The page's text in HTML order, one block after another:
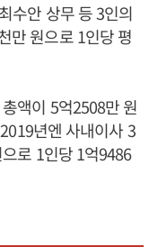
수안 상무 등 3인의
만 원으로 1인당 평
액이 5억2508만 원
년엔 사내이사 3
로 1인당 1억9486